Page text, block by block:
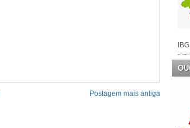
Postagem mais antiga